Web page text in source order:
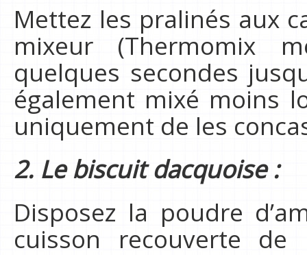
Mettez les pralinés aux
mixeur (Thermomix
quelques secondes
également mixé moins
uniquement de les
2. Le biscuit dacquoise :
Disposez la poudre
cuisson recouverte